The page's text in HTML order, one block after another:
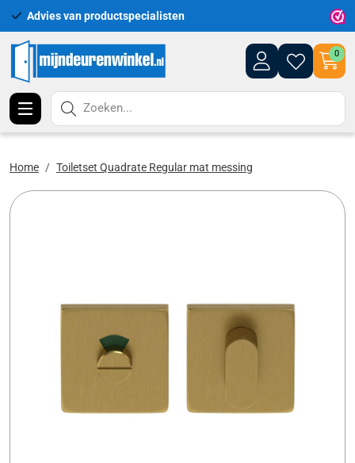
Advies van productspecialisten
0
Zoeken...
Home Toiletset Quadrate Regular mat messing